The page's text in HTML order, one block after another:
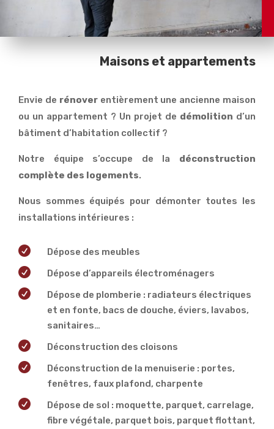
Maisons et appartements
Envie de rénoverentièrement une ancienne maison
ou un appartement ? Un projet de démolition d’un
bâtiment d’habitation collectif ?
Notre équipe s’occupe de la déconstruction
complète des logements.
Nous sommes équipés pour démonter toutes les
installations intérieures :
 Dépose des meubles
 Dépose d’appareils électroménagers

Dépose de plomberie : radiateurs électriques
et en fonte, bacs de douche, éviers, lavabos,
sanitaires…
 Déconstruction des cloisons

Déconstruction de la menuiserie : portes,
fenêtres, faux plafond, charpente

Dépose de sol : moquette, parquet, carrelage,
fibre végétale, parquet bois, parquet flottant,